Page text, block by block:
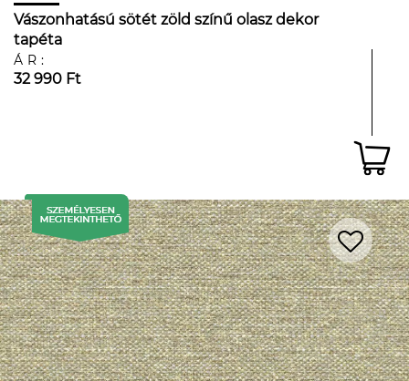
Vászonhatású sötét zöld színű olasz dekor
tapéta
ÁR:
32 990 Ft